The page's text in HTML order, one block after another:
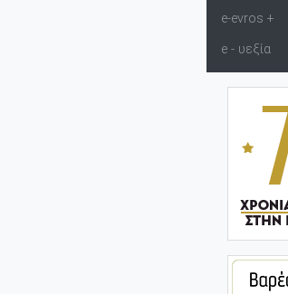
e-evros +
e - υεξία